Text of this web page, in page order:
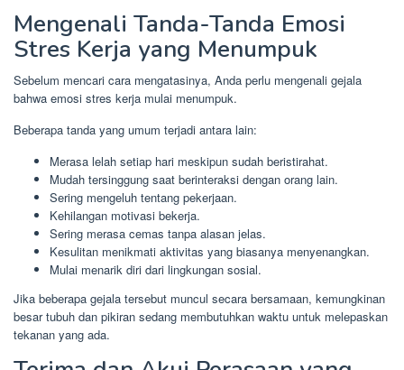
Mengenali Tanda-Tanda Emosi
Stres Kerja yang Menumpuk
Sebelum mencari cara mengatasinya, Anda perlu mengenali gejala
bahwa emosi stres kerja mulai menumpuk.
Beberapa tanda yang umum terjadi antara lain:
Merasa lelah setiap hari meskipun sudah beristirahat.
Mudah tersinggung saat berinteraksi dengan orang lain.
Sering mengeluh tentang pekerjaan.
Kehilangan motivasi bekerja.
Sering merasa cemas tanpa alasan jelas.
Kesulitan menikmati aktivitas yang biasanya menyenangkan.
Mulai menarik diri dari lingkungan sosial.
Jika beberapa gejala tersebut muncul secara bersamaan, kemungkinan
besar tubuh dan pikiran sedang membutuhkan waktu untuk melepaskan
tekanan yang ada.